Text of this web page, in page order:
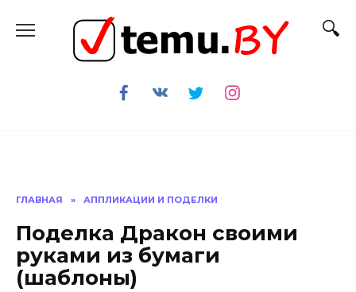
содержанию
ГЛАВНАЯ » АППЛИКАЦИИ И ПОДЕЛКИ
Поделка Дракон своими
руками из бумаги
(шаблоны)